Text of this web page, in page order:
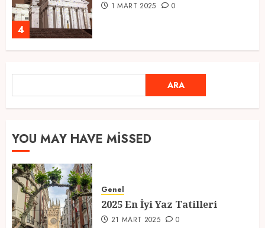
4
1 MART 2025 0
Ramazan Ayı 2025: Manevi
Atmosfer ve Özel Hazırlıklar
1
21 MART 2025
ARA
YOU MAY HAVE MISSED
Genel
2025 En İyi Yaz Tatilleri
21 MART 2025 0